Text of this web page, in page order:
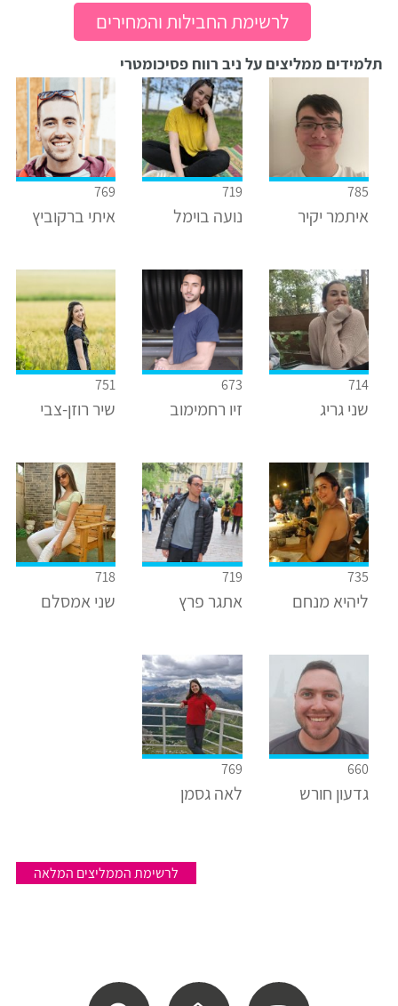
לרשימת החבילות והמחירים
תלמידים ממליצים על ניב רווח פסיכומטרי
785
איתמר יקיר
719
נועה בוימל
769
איתי ברקוביץ
714
שני גריג
673
זיו רחמימוב
751
שיר רוזן-צבי
735
ליהיא מנחם
719
אתגר פרץ
718
שני אמסלם
660
גדעון חורש
769
לאה גסמן
לרשימת הממליצים המלאה